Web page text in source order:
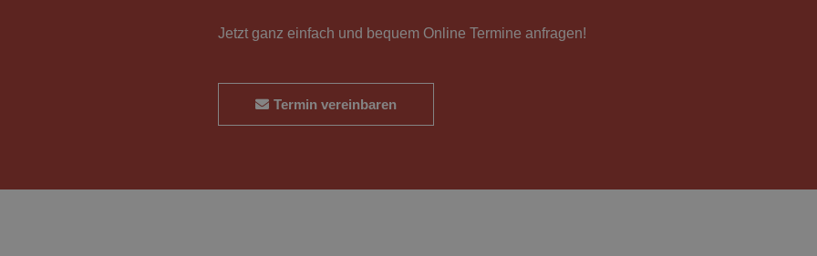
Jetzt ganz einfach und bequem Online Termine anfragen!
Termin vereinbaren